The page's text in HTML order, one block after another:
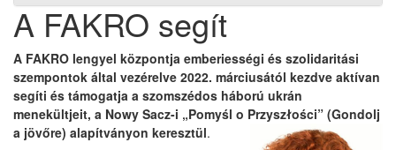
A FAKRO segít
A FAKRO lengyel központja emberiességi és szolidaritási
szempontok által vezérelve 2022. márciusától kezdve aktívan
segíti és támogatja a szomszédos háború ukrán
menekültjeit, a Nowy Sacz-i „Pomyśl o Przyszłości” (Gondolj
a jövőre) alapítványon keresztül.